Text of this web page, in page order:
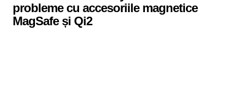
probleme cu accesoriile magnetice
MagSafe și Qi2